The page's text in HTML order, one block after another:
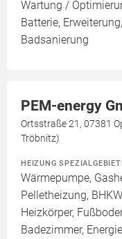
Wartung /
Batterie,
Badsanierung
PEM-energy
Ortsstraße 21, 07381
Tröbnitz)
HEIZUNG
Wärmepumpe,
Pelletheizung,
Heizkörper,
Badezimmer,